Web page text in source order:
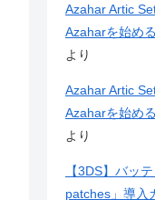
Azahar Artic
Azaharを始め
より
Azahar Artic
Azaharを始め
より
【3DS】バッ
patches」導入